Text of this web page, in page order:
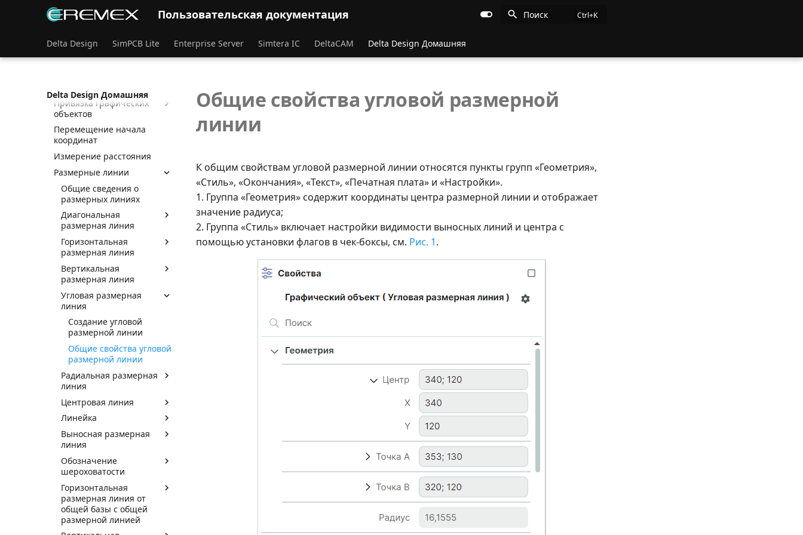
Пользовательская документация Поиск
Delta Design SimPCB Lite Enterprise Server Simtera IC DeltaCAM Delta Design Домашняя
Delta Design Домашняя
Направляющие линии
Масштабирование
Графические объекты
Привязка графических
объектов
Перемещение начала
координат
Измерение расстояния
Размерные линии
Общие сведения о
размерных линиях
Диагональная
размерная линия
Горизонтальная
размерная линия
Вертикальная
размерная линия
Угловая размерная
линия
Создание угловой
размерной линии
Общие свойства угловой
размерной линии
Радиальная размерная
линия
Центровая линия
Линейка
Выносная размерная
линия
Обозначение
шероховатости
Горизонтальная
размерная линия от
общей базы с общей
размерной линией
Общие свойства угловой размерной
линии
К общим свойствам угловой размерной линии относятся пункты групп «Геометрия»,
«Стиль», «Окончания», «Текст», «Печатная плата» и «Настройки».
1. Группа «Геометрия» содержит координаты центра размерной линии и отображает
значение радиуса;
2. Группа «Стиль» включает настройки видимости выносных линий и центра с
помощью установки флагов в чек-боксы, см. Рис. 1.